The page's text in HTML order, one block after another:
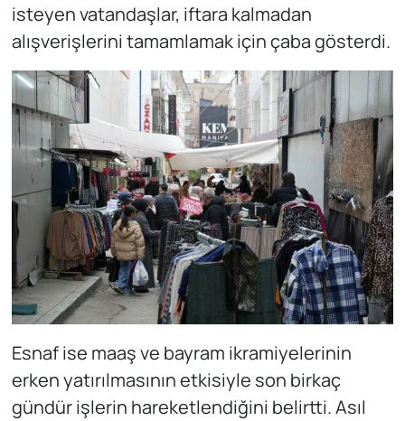
isteyen vatandaşlar, iftara kalmadan
alışverişlerini tamamlamak için çaba gösterdi.
Esnaf ise maaş ve bayram ikramiyelerinin
erken yatırılmasının etkisiyle son birkaç
gündür işlerin hareketlendiğini belirtti. Asıl